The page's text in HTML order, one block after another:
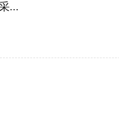
...